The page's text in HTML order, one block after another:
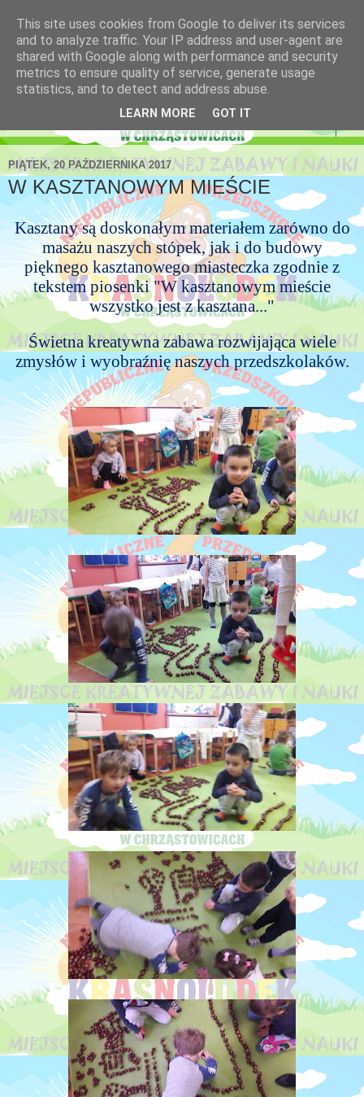
Niepubliczne Przedszkole
Krasnoludek
PIĄTEK, 20 PAŹDZIERNIKA 2017
W KASZTANOWYM MIEŚCIE
Kasztany są doskonałym materiałem zarówno do
masażu naszych stópek, jak i do budowy
pięknego kasztanowego miasteczka zgodnie z
tekstem piosenki "W kasztanowym mieście
wszystko jest z kasztana..."
Świetna kreatywna zabawa rozwijająca wiele
zmysłów i wyobraźnię naszych przedszkolaków.
This site uses cookies from Google to deliver its services
and to analyze traffic. Your IP address and user-agent are
shared with Google along with performance and security
metrics to ensure quality of service, generate usage
statistics, and to detect and address abuse.
LEARN MORE GOT IT